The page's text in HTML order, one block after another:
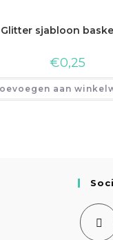
Glitter sjabloon
€0,25
aan